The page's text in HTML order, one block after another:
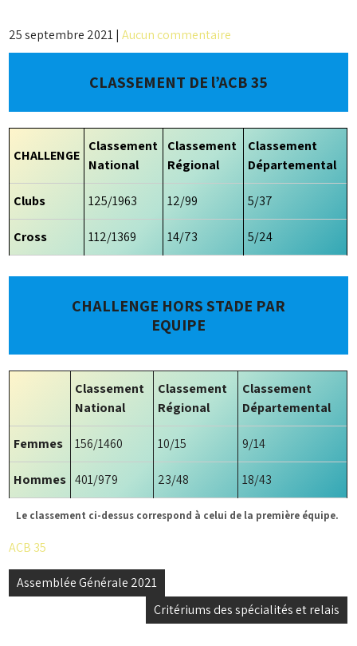
25 septembre 2021|Aucun commentaire
CLASSEMENT DE l’ACB 35
CHALLENGE
Classement
National
Classement
Régional
Classement
Départemental
Clubs 125/1963 12/99 5/37
Cross 112/1369 14/73 5/24
CHALLENGE HORS STADE PAR
EQUIPE
Classement
National
Classement
Régional
Classement
Départemental
Femmes 156/1460 10/15 9/14
Hommes 401/979 23/48 18/43
Le classement ci-dessus correspond à celui de la première équipe.
ACB 35
Navigation
Assemblée Générale 2021
Critériums des spécialités et relais